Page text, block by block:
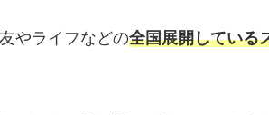
やライフなどの全国展開している